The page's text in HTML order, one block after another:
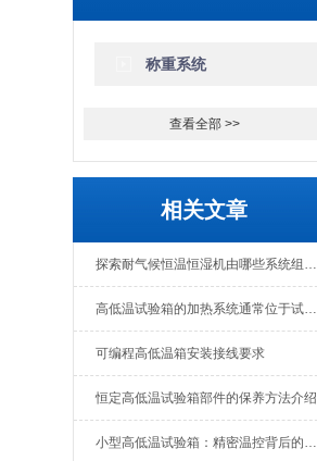
称重系统
查看全部 >>
相关文章
探索耐气候恒温恒湿机由哪些系统组成？
高低温试验箱的加热系统通常位于试验箱的后部或顶部。
可编程高低温箱安装接线要求
恒定高低温试验箱部件的保养方法介绍
小型高低温试验箱：精密温控背后的技术美学